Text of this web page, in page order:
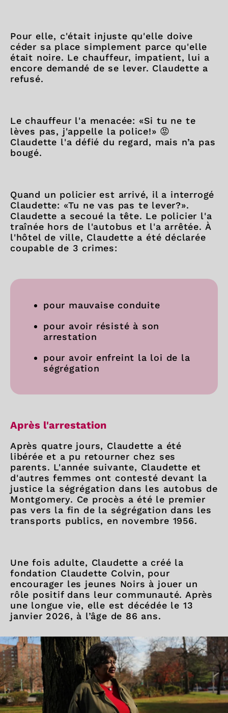
Pour elle, c'était injuste qu'elle doive
céder sa place simplement parce qu'elle
était noire. Le chauffeur, impatient, lui a
encore demandé de se lever. Claudette a
refusé.
Le chauffeur l'a menacée: «Si tu ne te
lèves pas, j'appelle la police!» 😡
Claudette l'a défié du regard, mais n’a pas
bougé.
Quand un policier est arrivé, il a interrogé
Claudette: «Tu ne vas pas te lever?».
Claudette a secoué la tête. Le policier l'a
traînée hors de l'autobus et l'a arrêtée. À
l'hôtel de ville, Claudette a été déclarée
coupable de 3 crimes:
pour mauvaise conduite
pour avoir résisté à son
arrestation
pour avoir enfreint la loi de la
ségrégation
Après l'arrestation
Après quatre jours, Claudette a été
libérée et a pu retourner chez ses
parents. L'année suivante, Claudette et
d'autres femmes ont contesté devant la
justice la ségrégation dans les autobus de
Montgomery. Ce procès a été le premier
pas vers la fin de la ségrégation dans les
transports publics, en novembre 1956.
Une fois adulte, Claudette a créé la
fondation Claudette Colvin, pour
encourager les jeunes Noirs à jouer un
rôle positif dans leur communauté. Après
une longue vie, elle est décédée le 13
janvier 2026, à l’âge de 86 ans.